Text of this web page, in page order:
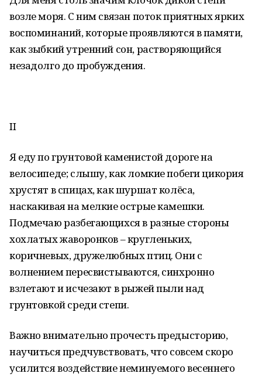
возле моря. С ним связан поток приятных ярких
воспоминаний, которые проявляются в памяти,
как зыбкий утренний сон, растворяющийся
незадолго до пробуждения.
II
Я еду по грунтовой каменистой дороге на
велосипеде; слышу, как ломкие побеги цикория
хрустят в спицах, как шуршат колёса,
наскакивая на мелкие острые камешки.
Подмечаю разбегающихся в разные стороны
хохлатых жаворонков – кругленьких,
коричневых, дружелюбных птиц. Они с
волнением пересвистываются, синхронно
взлетают и исчезают в рыжей пыли над
грунтовкой среди степи.
Важно внимательно прочесть предысторию,
научиться предчувствовать, что совсем скоро
усилится воздействие неминуемого весеннего